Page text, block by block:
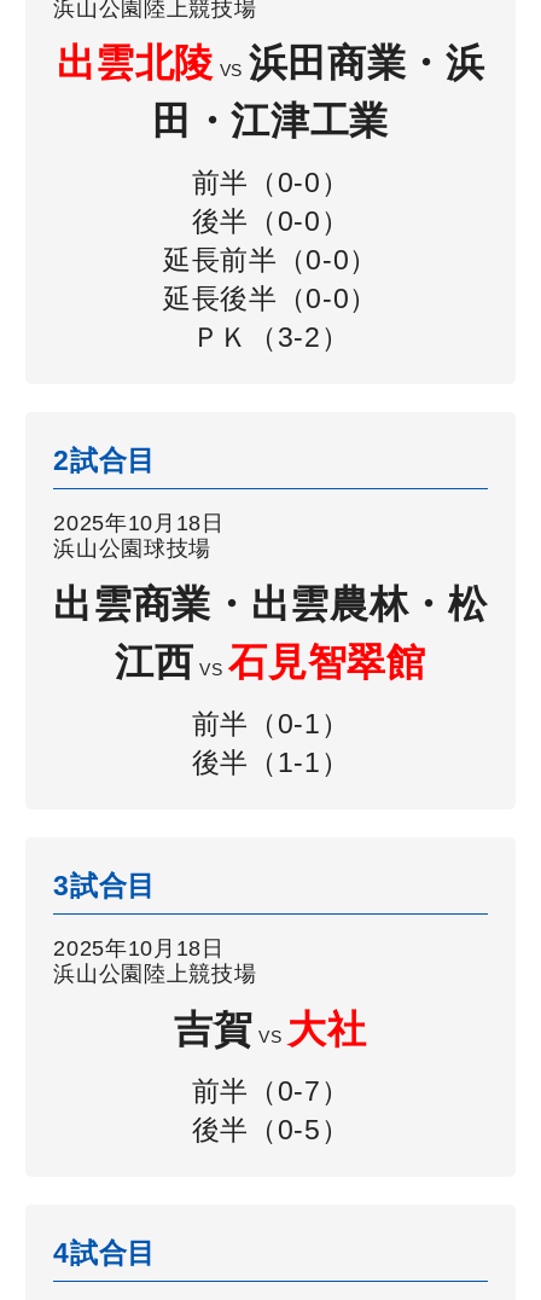
浜山公園陸上競技場
出雲北陵 VS 浜田商業・浜
田・江津工業
前半（0-0）
後半（0-0）
延長前半（0-0）
延長後半（0-0）
ＰＫ（3-2）
2試合目
2025年10月18日
浜山公園球技場
出雲商業・出雲農林・松
江西 VS石見智翠館
前半（0-1）
後半（1-1）
3試合目
2025年10月18日
浜山公園陸上競技場
吉賀 VS 大社
前半（0-7）
後半（0-5）
4試合目